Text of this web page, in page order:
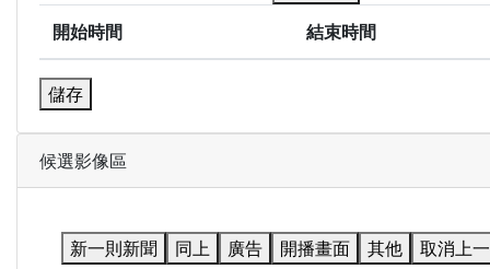
開始時間
結束時間
儲存
候選影像區
新一則新聞 同上 廣告 開播畫面 其他 取消上